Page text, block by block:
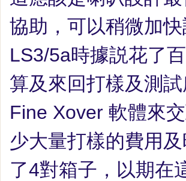
協助，可以稍微加
LS3/5a時據説花了
算及來回打樣及測
Fine Xover 軟體來
少大量打樣的費用及
了4對箱子，以期在